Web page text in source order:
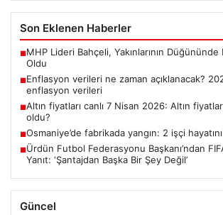
Son Eklenen Haberler
■MHP Lideri Bahçeli, Yakınlarının
Oldu
■Enflasyon verileri ne zaman açıklanacak?
enflasyon verileri
■Altın fiyatları canlı 7 Nisan 2026: Altın
oldu?
■Osmaniye’de fabrikada yangın: 2 işçi
■Ürdün Futbol Federasyonu Başkanı’ndan
Yanıt: ‘Şantajdan Başka Bir Şey Değil’
Güncel